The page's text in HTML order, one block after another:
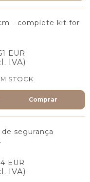
- complete kit for
EUR
IVA)
STOCK
Comprar
segurança
EUR
IVA)